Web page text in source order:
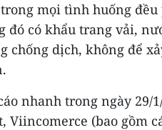
mọi tình huống đều
đó có khẩu trang vải,
chống dịch, không để
nhanh trong ngày 29/
Viincomerce (bao gồm